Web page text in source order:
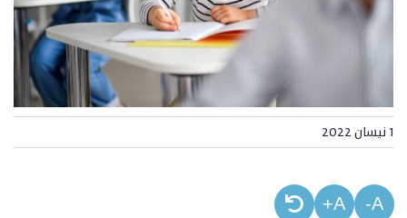
Podcast
عن:
1 نيسان 2022
A-
A+